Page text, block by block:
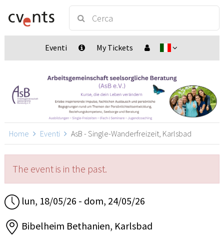
Eventi My Tickets
Home Eventi AsB - Single-Wanderfreizeit, Karlsbad
The event is in the past.
lun, 18/05/26 - dom, 24/05/26
Bibelheim Bethanien, Karlsbad